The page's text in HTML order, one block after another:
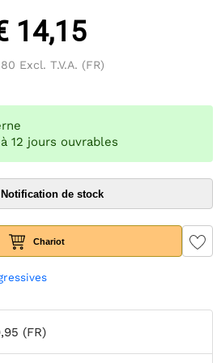
14,15
Excl. T.V.A. (FR)
12 jours ouvrables
Notification de stock
Chariot
(FR)